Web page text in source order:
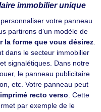
immobilier unique
votre panneau
partirons d’un modèle de
la forme que vous désirez
dans le secteur immobilier
signalétiques. Dans notre
le panneau publicitaire
etc. Votre panneau peut
imprimé recto verso . Cette
par exemple de le